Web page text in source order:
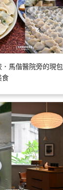
馬偕醫院旁的現包
食